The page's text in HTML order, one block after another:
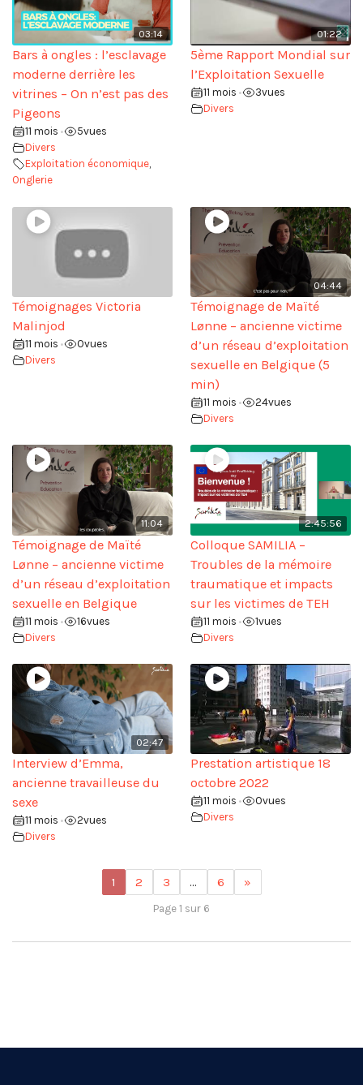
03:14
Bars à ongles : l’esclavage
moderne derrière les
vitrines – On n’est pas des
Pigeons
11 mois • 5vues
Divers
Exploitation économique,
Onglerie
01:22
5ème Rapport Mondial sur
l’Exploitation Sexuelle
11 mois • 3vues
Divers
Témoignages Victoria
Malinjod
11 mois • 0vues
Divers
04:44
Témoignage de Maïté
Lønne – ancienne victime
d’un réseau d’exploitation
sexuelle en Belgique (5
min)
11 mois • 24vues
Divers
11:04
Témoignage de Maïté
Lønne – ancienne victime
d’un réseau d’exploitation
sexuelle en Belgique
11 mois • 16vues
Divers
2:45:56
Colloque SAMILIA –
Troubles de la mémoire
traumatique et impacts
sur les victimes de TEH
11 mois • 1vues
Divers
02:47
Interview d’Emma,
ancienne travailleuse du
sexe
11 mois • 2vues
Divers
Prestation artistique 18
octobre 2022
11 mois • 0vues
Divers
1 2 3 … 6 »
Page 1 sur 6